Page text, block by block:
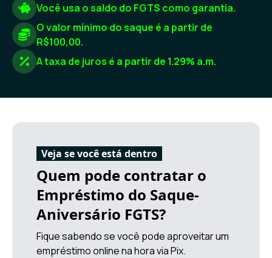
Você usa o saldo do FGTS como garantia.
O valor mínimo do saque é a partir de
R$100,00.
A taxa de juros é a partir de 1.29% a.m.
Veja se você está dentro
Quem pode contratar o
Empréstimo do Saque-
Aniversário FGTS?
Fique sabendo se você pode aproveitar um
empréstimo online na hora via Pix.